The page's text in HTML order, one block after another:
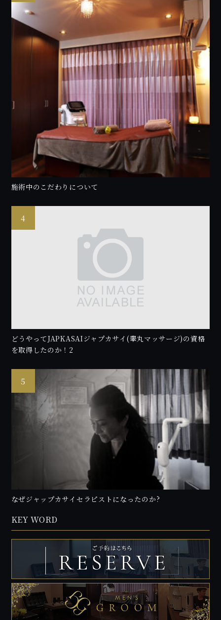
施術中のこだわりについて
どうやってJAPKASAIジャプカサイ(睾丸マッサージ)の資格
を取得したのか！2
なぜジャップカサイセラピストになったのか?
KEY WORD